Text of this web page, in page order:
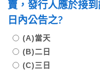
賣，發行人應於接
日內公告之?
(A)當天
(B)二日
(C)三日